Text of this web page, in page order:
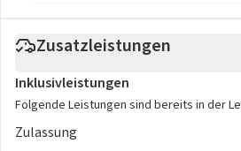
Zusatzleistungen
Inklusivleistungen
Folgende Leistungen sind bereits in der
Zulassung